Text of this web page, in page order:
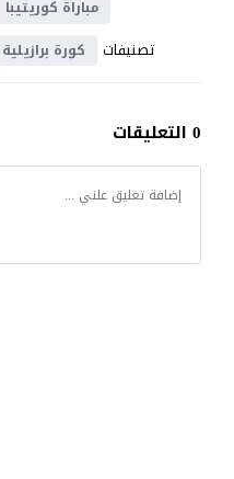
مباراة كوريتيبا
تصنيفات كورة برازيلية
0 التعليقات